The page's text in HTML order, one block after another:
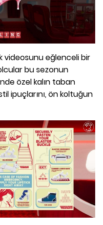
videosunu eğlenceli bir
bu sezonun
özel kalın taban
ipuçlarını, ön koltuğun